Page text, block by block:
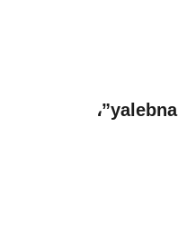
الآراء والمعلومات الواردة في هذا المقال لا تعبر بالضرورة عن رأي موقع “yalebnan.org”،